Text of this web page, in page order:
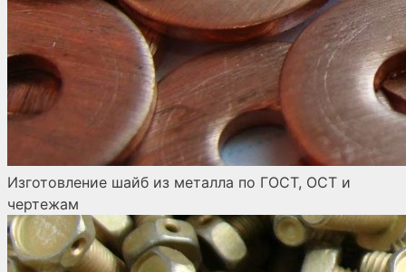
Изготовление шайб из металла по ГОСТ, ОСТ и
чертежам